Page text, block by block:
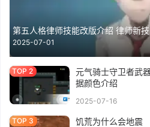
第五人格律师技能改版介绍 律师新
2025-07-01
元气骑士守卫者武
据颜色介绍
2025-07-16
饥荒为什么会地震